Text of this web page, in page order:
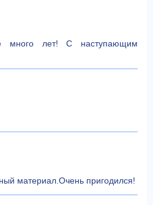
много лет! С наступающим
материал.Очень пригодился!